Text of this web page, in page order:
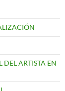
DEL ARTISTA EN